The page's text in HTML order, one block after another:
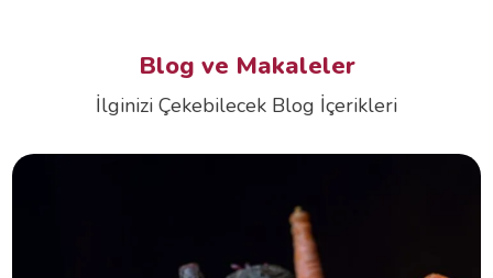
Blog ve Makaleler
İlginizi Çekebilecek Blog İçerikleri